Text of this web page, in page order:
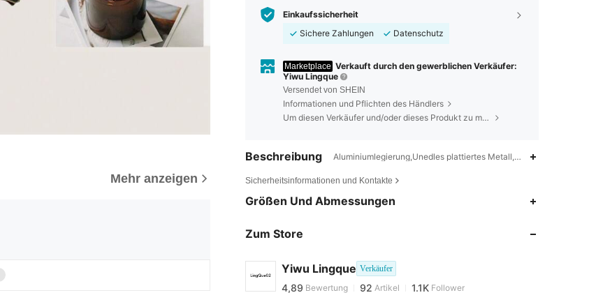
Mehr anzeigen
Einkaufssicherheit
Sichere Zahlungen
Datenschutz
Marketplace Verkauft durch den gewerblichen Verkäufer:
Yiwu Lingque
Versendet von SHEIN
Informationen und Pflichten des Händlers
Um diesen Verkäufer und/oder dieses Produkt zu melden
Beschreibung Aluminiumlegierung,Unedles plattiertes Metall,No Other Material
Sicherheitsinformationen und Kontakte
Größen Und Abmessungen
Zum Store
Yiwu Lingque Verkäufer
4,89 92
4,89 Bewertung 92 Artikel 1.1K Follower